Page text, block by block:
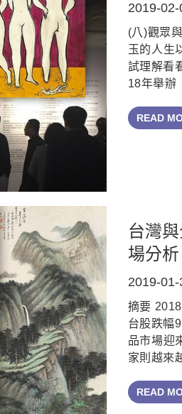
2019-
(八)觀眾
玉的人生
試理解看
18年舉辦
READ
台灣
場分析
2019-
摘要
台股跌幅
品市場迎
家則越來
READ